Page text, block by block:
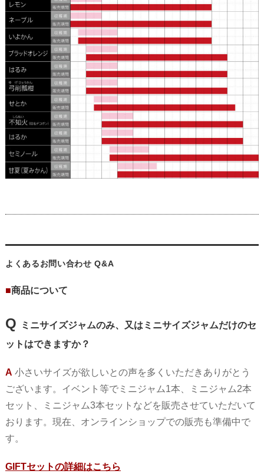
よくあるお問い合わせ Q&A
■商品について
Q
ミニサイズジャムのみ、又はミニサイズジャムだけのセ
ットはできますか？
A 小さいサイズが欲しいとの声を多くいただきありがとう
ございます。イベント等でミニジャム1本、
ミニジャム2本
セット、
ミニジャム3本セットなどを販売させていただいて
おります。現在、オンラインショップでの販売も準備中で
す。
GIFTセットの詳細はこちら